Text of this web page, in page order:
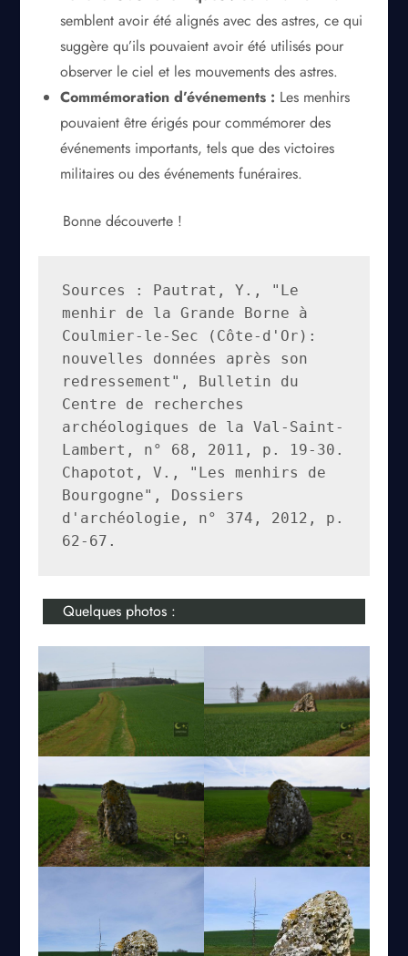
semblent avoir été alignés avec des astres, ce qui
suggère qu’ils pouvaient avoir été utilisés pour
observer le ciel et les mouvements des astres.
Commémoration d’événements : Les menhirs
pouvaient être érigés pour commémorer des
événements importants, tels que des victoires
militaires ou des événements funéraires.
Bonne découverte !
Sources : Pautrat, Y., "Le
menhir de la Grande Borne à
Coulmier-le-Sec (Côte-d'Or):
nouvelles données après son
redressement", Bulletin du
Centre de recherches
archéologiques de la Val-Saint-
Lambert, n° 68, 2011, p. 19-30.
Chapotot, V., "Les menhirs de
Bourgogne", Dossiers
d'archéologie, n° 374, 2012, p.
62-67.
Quelques photos :